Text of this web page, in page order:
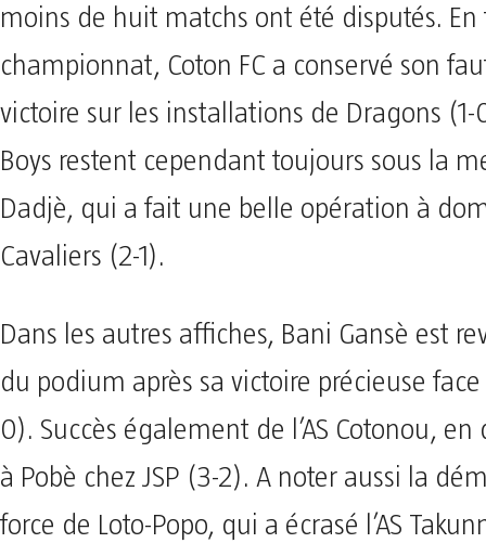
moins de huit matchs ont été disputés. En
championnat, Coton FC a conservé son
victoire sur les installations de Dragons (1-
Boys restent cependant toujours sous la
Dadjè, qui a fait une belle opération à
Cavaliers (2-1).
Dans les autres affiches, Bani Gansè est
du podium après sa victoire précieuse face
0). Succès également de l’AS Cotonou,
à Pobè chez JSP (3-2). A noter aussi la
force de Loto-Popo, qui a écrasé l’AS